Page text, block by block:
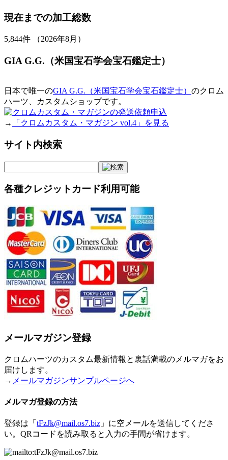
現在までの加工総数
5,844件 （2026年8月）
GIA G.G.（米国宝石学会宝石鑑定士）
日本で唯一のGIA G.G.（米国宝石学会宝石鑑定士） のクロム
ハーツ、カスタムショップです。
→ 「クロムカスタム・マガジン vol.4」を見る
サイト内検索
各種クレジットカード利用可能
メールマガジン登録
クロムハーツのカスタム最新情報と裏話満載のメルマガをお
届けします。
→ メールマガジンサンプルページへ
メルマガ登録の方法
登録は「 tFzJk@mail.os7.biz 」に空メールを送信してくださ
い。QRコードを読み取ると入力の手間が省けます。